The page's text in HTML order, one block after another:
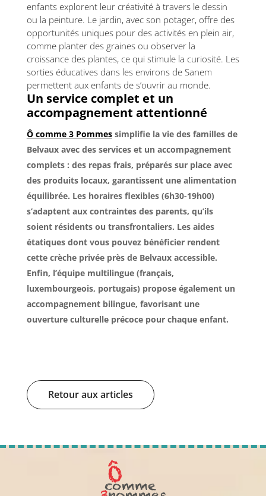
enfants explorent leur créativité à travers le dessin
ou la peinture. Le jardin, avec son potager, offre des
opportunités uniques pour des activités en plein air,
comme planter des graines ou observer la
croissance des plantes, ce qui stimule la curiosité. Les
sorties éducatives dans les environs de Sanem
permettent aux enfants de s’ouvrir au monde.
Un service complet et un
accompagnement attentionné
Ô comme 3 Pommessimplifie la vie des familles de
Belvaux avec des services et un accompagnement
complets : des repas frais, préparés sur place avec
des produits locaux, garantissent une alimentation
équilibrée. Les horaires flexibles (6h30-19h00)
s’adaptent aux contraintes des parents, qu’ils
soient résidents ou transfrontaliers. Les aides
étatiques dont vous pouvez bénéficier rendent
cette crèche privée près de Belvauxaccessible.
Enfin, l’équipe multilingue (français,
luxembourgeois, portugais) propose également un
accompagnement bilingue, favorisant une
ouverture culturelle précoce pour chaque enfant.
Retour aux articles